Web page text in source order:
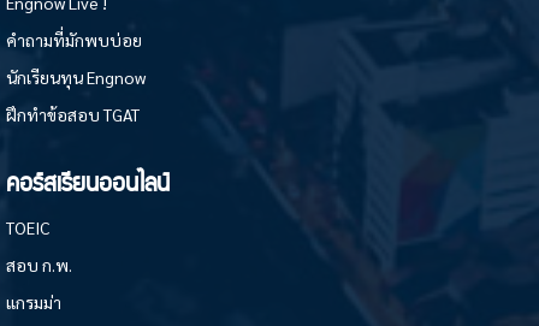
คำถามที่มักพบบ่อย
นักเรียนทุน Engnow
ฝึกทำข้อสอบ TGAT
คอร์สเรียนออนไลน์
TOEIC
สอบ ก.พ.
แกรมม่า